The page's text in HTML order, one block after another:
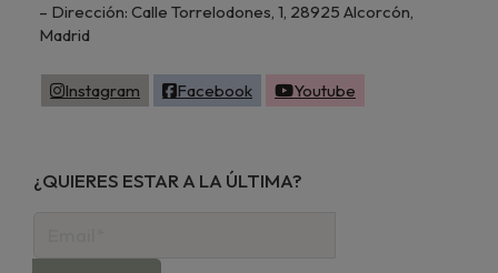
– Dirección: Calle Torrelodones, 1, 28925 Alcorcón,
Madrid
Instagram Facebook Youtube
¿QUIERES ESTAR A LA ÚLTIMA?